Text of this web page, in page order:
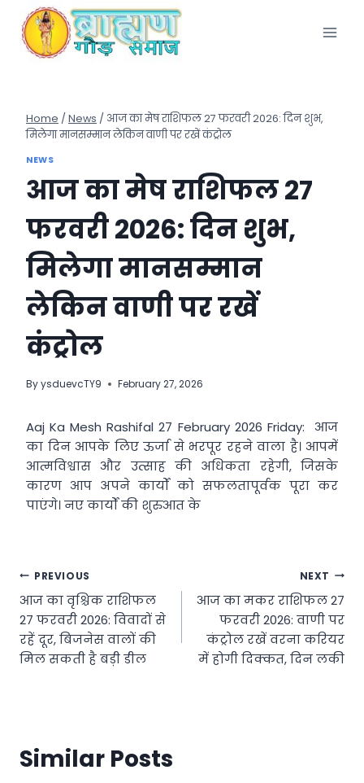
content
Home / News / आज का मेष राशिफल 27 फरवरी 2026: दिन शुभ,
मिलेगा मानसम्मान लेकिन वाणी पर रखें कंट्रोल
NEWS
आज का मेष राशिफल 27
फरवरी 2026: दिन शुभ,
मिलेगा मानसम्मान
लेकिन वाणी पर रखें
कंट्रोल
ByysduevcTY9 February 27, 2026
Aaj Ka Mesh Rashifal 27 February 2026 Friday: आज
का दिन आपके लिए ऊर्जा से भरपूर रहने वाला है। आपमें
आत्मविश्वास और उत्साह की अधिकता रहेगी, जिसके
कारण आप अपने कार्यों को सफलतापूर्वक पूरा कर
पाएंगे। नए कार्यों की शुरुआत के
Post
navigation
PREVIOUS
आज का वृश्चिक राशिफल
27 फरवरी 2026: विवादों से
रहें दूर, बिजनेस वालों की
मिल सकती है बड़ी डील
NEXT
आज का मकर राशिफल 27
फरवरी 2026: वाणी पर
कंट्रोल रखें वरना करियर
में होगी दिक्कत, दिन लकी
Similar Posts